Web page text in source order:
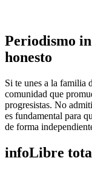
Periodismo
honesto
Si te unes a la familia
comunidad que
progresistas. No
es fundamental para
de forma
infoLibre